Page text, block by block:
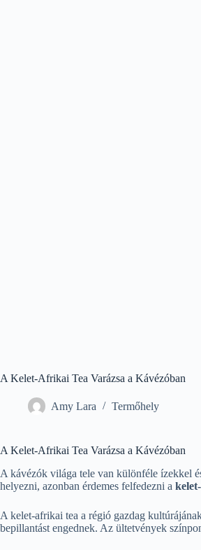
A Kelet-Afrikai Tea Varázsa a Kávézóban
Amy Lara Termőhely
A Kelet-Afrikai Tea Varázsa a Kávézóban
A kávézók világa tele van különféle ízekkel
helyezni, azonban érdemes felfedezni a
A kelet-afrikai tea a régió gazdag
bepillantást engednek. Az ültetvények